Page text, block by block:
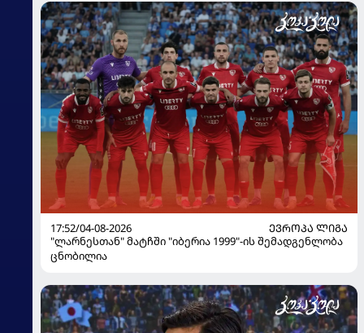
17:52/04-08-2026
ᲔᲕᲠᲝᲞᲐ ᲚᲘᲒᲐ
"ლარნესთან" მატჩში "იბერია 1999"-ის შემადგენლობა
ცნობილია